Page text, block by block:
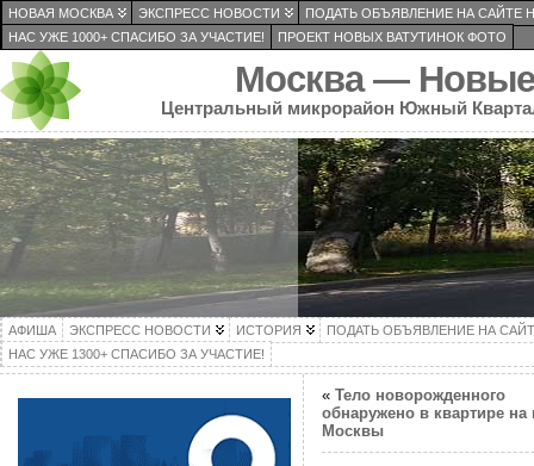
НОВАЯ МОСКВА ЭКСПРЕСС НОВОСТИ
ПОДАТЬ ОБЪЯВЛЕНИЕ НА САЙТЕ
НАС УЖЕ 1000+ СПАСИБО ЗА УЧАСТИЕ!
ПРОЕКТ НОВЫХ ВАТУТИНОК ФОТО
Москва — Новые
Центральный микрорайон Южный
АФИША ЭКСПРЕСС НОВОСТИ ИСТОРИЯ
ПОДАТЬ ОБЪЯВЛЕНИЕ НА
НАС УЖЕ 1300+ СПАСИБО ЗА УЧАСТИЕ!
« Тело новорожденного
обнаружено в квартире на
Москвы